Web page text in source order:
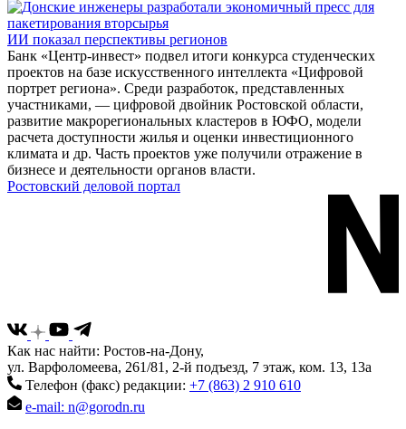
ИИ показал перспективы регионов
Банк «Центр-инвест» подвел итоги конкурса студенческих
проектов на базе искусственного интеллекта «Цифровой
портрет региона». Среди разработок, представленных
участниками, — цифровой двойник Ростовской области,
развитие макрорегиональных кластеров в ЮФО, модели
расчета доступности жилья и оценки инвестиционного
климата и др. Часть проектов уже получили отражение в
бизнесе и деятельности органов власти.
Ростовский деловой портал
Как нас найти: Ростов-на-Дону,
ул. Варфоломеева, 261/81, 2-й подъезд, 7 этаж, ком. 13, 13а
Телефон (факс) редакции: +7 (863) 2 910 610
e-mail: n@gorodn.ru